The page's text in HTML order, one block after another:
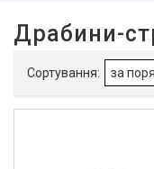
Так 5
Виробник
Драбини-